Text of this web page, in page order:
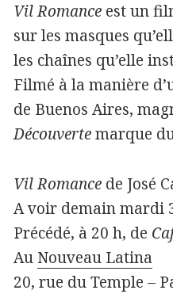
Vil Romance est un
sur les masques
les chaînes qu’elle
Filmé à la manière
de Buenos Aires,
Découvertemarque
Vil Romance de José
A voir demain mardi
Précédé, à 20 h, de
Au Nouveau Latina
20, rue du Temple –